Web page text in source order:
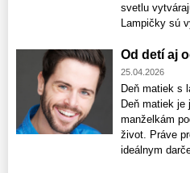
svetlu
Lampičky sú
Od detí aj
25.04.2026
Deň matiek s
Deň matiek
manželkám
život. Práve
ideálnym